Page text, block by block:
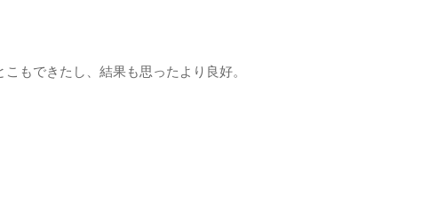
もできたし、結果も思ったより良好。